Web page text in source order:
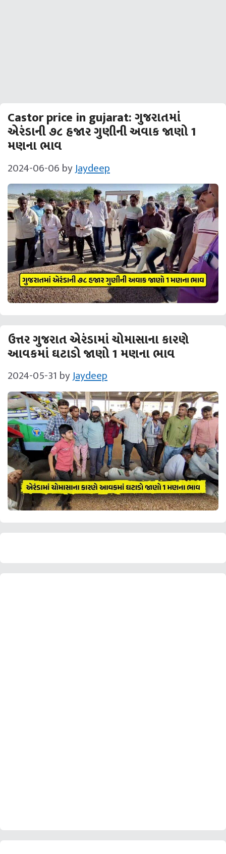
Castor price in gujarat: ગુજરાતમાં
એરંડાની ૭૮ હજાર ગુણીની અવાક જાણો 1
મણના ભાવ
2024-06-06 byJaydeep
ઉત્તર ગુજરાત એરંડામાં ચોમાસાના કારણે
આવકમાં ઘટાડો જાણો 1 મણના ભાવ
2024-05-31 byJaydeep